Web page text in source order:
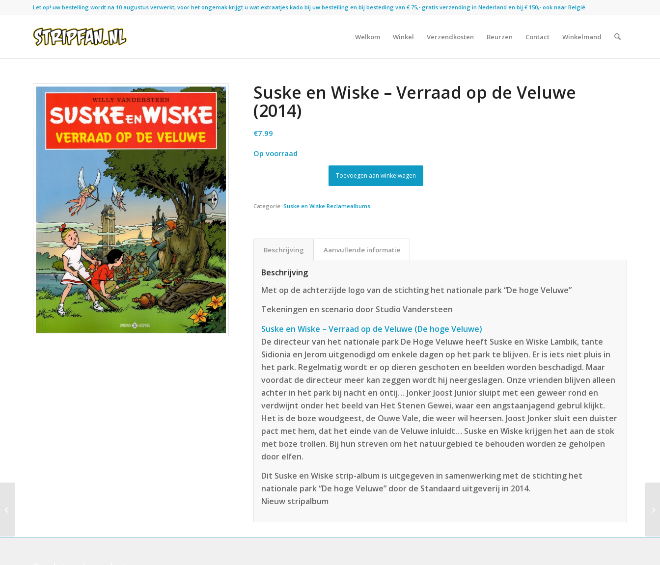
Let op! uw bestelling wordt na 10 augustus verwerkt, voor het ongemak krijgt u wat extraatjes kado bij uw bestelling en bij besteding van € 75,- gratis verzending in Nederland en bij € 150,- ook naar België.
Welkom Winkel Verzendkosten Beurzen Contact Winkelmand
Suske en Wiske – Verraad op de Veluwe
(2014)
€7.99
Op voorraad
Toevoegen aan winkelwagen
Categorie:Suske en Wiske Reclamealbums
Beschrijving Aanvullende informatie
Beschrijving
Met op de achterzijde logo van de stichting het nationale park “De hoge Veluwe”
Tekeningen en scenario door Studio Vandersteen
Suske en Wiske – Verraad op de Veluwe (De hoge Veluwe)
De directeur van het nationale park De Hoge Veluwe heeft Suske en Wiske Lambik, tante
Sidionia en Jerom uitgenodigd om enkele dagen op het park te blijven. Er is iets niet pluis in
het park. Regelmatig wordt er op dieren geschoten en beelden worden beschadigd. Maar
voordat de directeur meer kan zeggen wordt hij neergeslagen. Onze vrienden blijven alleen
achter in het park bij nacht en ontij… Jonker Joost Junior sluipt met een geweer rond en
verdwijnt onder het beeld van Het Stenen Gewei, waar een angstaanjagend gebrul klijkt.
Het is de boze woudgeest, de Ouwe Vale, die weer wil heersen. Joost Jonker sluit een duister
pact met hem, dat het einde van de Veluwe inluidt… Suske en Wiske krijgen het aan de stok
met boze trollen. Bij hun streven om het natuurgebied te behouden worden ze geholpen
door elfen.
Dit Suske en Wiske strip-album is uitgegeven in samenwerking met de stichting het
nationale park “De hoge Veluwe” door de Standaard uitgeverij in 2014.
Nieuw stripalbum